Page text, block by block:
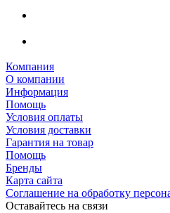
Компания
О компании
Информация
Помощь
Условия оплаты
Условия доставки
Гарантия на товар
Помощь
Бренды
Карта сайта
Соглашение на обработку
Оставайтесь на связи